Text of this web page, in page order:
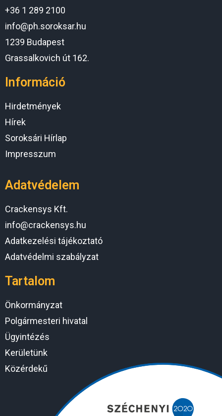
+36 1 289 2100
info@ph.soroksar.hu
1239 Budapest
Grassalkovich út 162.
Információ
Hirdetmények
Hírek
Soroksári Hírlap
Impresszum
Adatvédelem
Crackensys Kft.
info@crackensys.hu
Adatkezelési tájékoztató
Adatvédelmi szabályzat
Tartalom
Önkormányzat
Polgármesteri hivatal
Ügyintézés
Kerületünk
Közérdekű